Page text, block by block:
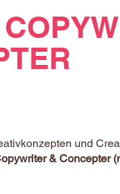
und
& Concepter